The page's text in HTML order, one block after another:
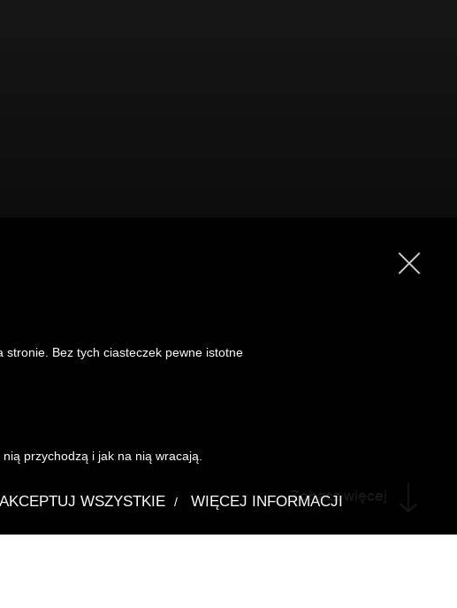
Zobacz więcej
stronie. Bez tych ciasteczek pewne istotne
przychodzą i jak na nią wracają.
AKCEPTUJ WSZYSTKIE / WIĘCEJ INFORMACJI